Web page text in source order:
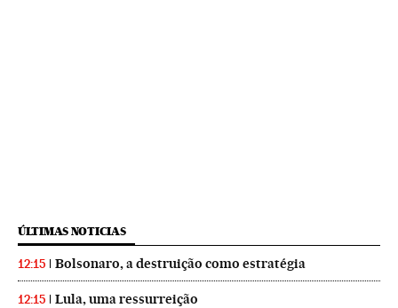
ÚLTIMAS NOTICIAS
12:15 Bolsonaro, a destruição como estratégia
12:15 Lula, uma ressurreição